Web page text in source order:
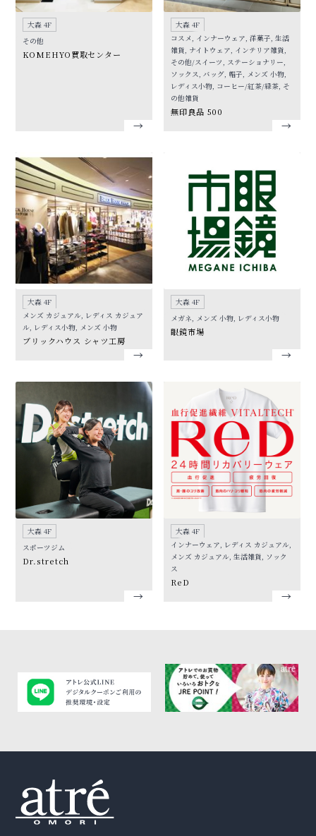
大森 4F
その他
KOMEHYO買取センター
大森 4F
コスメ, インナーウェア, 洋菓子, 生活
雑貨, ナイトウェア, インテリア雑貨,
その他/スイーツ, ステーショナリー,
ソックス, バッグ, 帽子, メンズ 小物,
レディス小物, コーヒー/紅茶/緑茶, そ
の他雑貨
無印良品 500
大森 4F
メンズ カジュアル, レディス カジュア
ル, レディス小物, メンズ 小物
ブリックハウス シャツ工房
大森 4F
メガネ, メンズ 小物, レディス小物
眼鏡市場
大森 4F
スポーツジム
Dr.stretch
大森 4F
インナーウェア, レディス カジュアル,
メンズ カジュアル, 生活雑貨, ソック
ス
ReD